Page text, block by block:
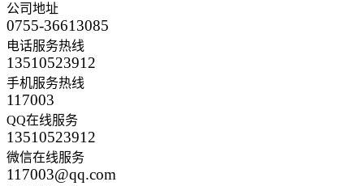
公司地址
0755-36613085
电话服务热线
13510523912
手机服务热线
117003
QQ在线服务
13510523912
微信在线服务
117003@qq.com